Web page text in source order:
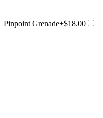
Pinpoint Grenade+$18.00